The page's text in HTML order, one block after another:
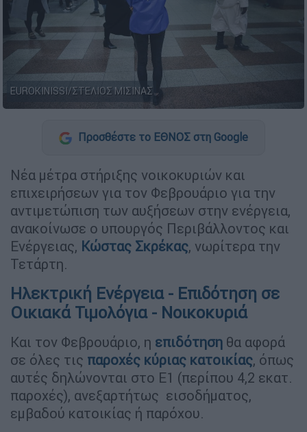
EUROKINISSI/ΣΤΕΛΙΟΣ ΜΙΣΙΝΑΣ
Προσθέστε το ΕΘΝΟΣ στη Google
Νέα μέτρα στήριξης νοικοκυριών και
επιχειρήσεων για τον Φεβρουάριο για την
αντιμετώπιση των αυξήσεων στην ενέργεια,
ανακοίνωσε ο υπουργός Περιβάλλοντος και
Ενέργειας, Κώστας Σκρέκας, νωρίτερα την
Τετάρτη.
Ηλεκτρική Ενέργεια - Επιδότηση σε
Οικιακά Τιμολόγια - Νοικοκυριά
Και τον Φεβρουάριο, η επιδότηση θα αφορά
σε όλες τις παροχές κύριας κατοικίας, όπως
αυτές δηλώνονται στο Ε1 (περίπου 4,2 εκατ.
παροχές), ανεξαρτήτως εισοδήματος,
εμβαδού κατοικίας ή παρόχου.